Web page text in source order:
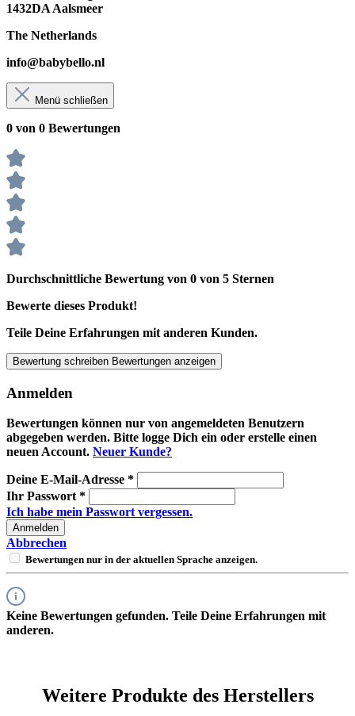
1432DA Aalsmeer
The Netherlands
info@babybello.nl
Menü schließen
0 von 0 Bewertungen
Durchschnittliche Bewertung von 0 von 5 Sternen
Bewerte dieses Produkt!
Teile Deine Erfahrungen mit anderen Kunden.
Bewertung schreiben Bewertungen anzeigen
Anmelden
Bewertungen können nur von angemeldeten Benutzern
abgegeben werden. Bitte logge Dich ein oder erstelle einen
neuen Account. Neuer Kunde?
Deine E-Mail-Adresse *
Ihr Passwort *
Ich habe mein Passwort vergessen.
Anmelden
Abbrechen
Bewertungen nur in der aktuellen Sprache anzeigen.
Keine Bewertungen gefunden. Teile Deine Erfahrungen mit
anderen.
Weitere Produkte des Herstellers